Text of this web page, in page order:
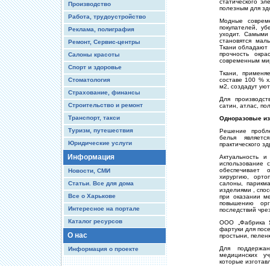
Производство
Работа, трудоустройство
Реклама, полиграфия
Ремонт, Сервис-центры
Салоны красоты
Спорт и здоровье
Стоматология
Страхование, финансы
Строительство и ремонт
Транспорт, такси
Туризм, путешествия
Юридические услуги
Информация
Новости, СМИ
Статьи. Все для дома
Все о Харькове
Интересное на портале
Каталог ресурсов
О нас
Информация о проекте
статического
полезным для
Модные
покупателей,
уходит. Самыми
становятся
Ткани обладают
прочность
современным
Ткани,
составе 100 %
м2, создадут
Для
сатин, атлас,
Одноразовые
Решение
белья
практического
Актуальность
использование
обеспечивает
хирургию,
салоны,
изделиями ,
при оказании
повышению
последствий
ООО „Фабрика
фартуки для
простыни,
Для
медицинских
которые